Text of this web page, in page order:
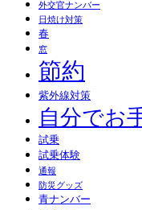
外交官ナンバー
日焼け対策
春
窓
節約
紫外線対策
自分でお
試乗
試乗体験
通報
防災グッズ
青ナンバー